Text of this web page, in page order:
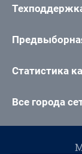
Статистика
Все города